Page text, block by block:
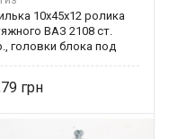
10х45х12 ролика
ВАЗ 2108 ст.
головки блока под